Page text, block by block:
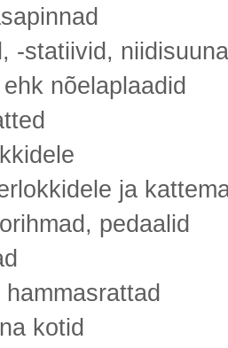
-statiivid,
nõelaplaadid
ja
pedaalid
kotid